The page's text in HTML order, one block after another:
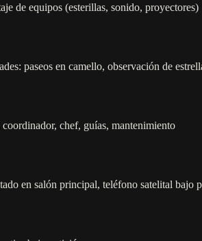
de equipos (esterillas, sonido, proyectores)
paseos en camello, observación de
chef, guías, mantenimiento
en salón principal, teléfono satelital bajo